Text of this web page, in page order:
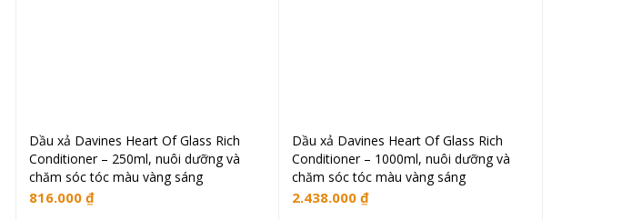
Thêm vào giỏ hàng
Dầu xả Davines Heart Of Glass Rich
Conditioner – 250ml, nuôi dưỡng và
chăm sóc tóc màu vàng sáng
816.000 ₫
Thêm vào giỏ hàng
Dầu xả Davines Heart Of Glass Rich
Conditioner – 1000ml, nuôi dưỡng và
chăm sóc tóc màu vàng sáng
2.438.000₫